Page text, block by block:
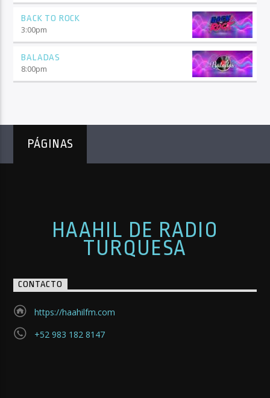
BACK TO ROCK
3:00pm
BALADAS
8:00pm
PÁGINAS
HAAHIL DE RADIO
TURQUESA
CONTACTO
https://haahilfm.com
+52 983 182 8147